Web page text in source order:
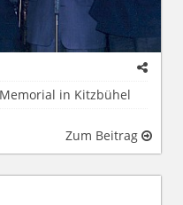
in Kitzbühel
Zum Beitrag